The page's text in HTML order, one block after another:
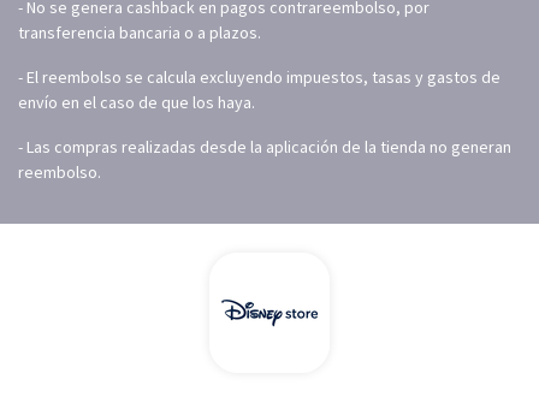
- No se genera cashback en pagos contrareembolso, por
transferencia bancaria o a plazos.
- El reembolso se calcula excluyendo impuestos, tasas y gastos de
envío en el caso de que los haya.
- Las compras realizadas desde la aplicación de la tienda no generan
reembolso.